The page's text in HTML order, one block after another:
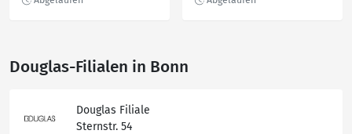
Douglas-Filialen in Bonn
Douglas Filiale
Sternstr. 54